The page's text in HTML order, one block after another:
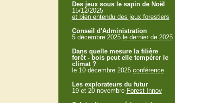
Des jeux sous le sapin de Noël
15/12/2025
et bien entendu des jeux forestiers
Conseil d'Administration
5 décembre 2025 le dernier de 2025
Dans quelle mesure la filière
forêt - bois peut elle tempérer le
climat ?
le 10 décembre 2025 conférence
Les explorateurs du futur
19 et 20 novembre Forest Innov